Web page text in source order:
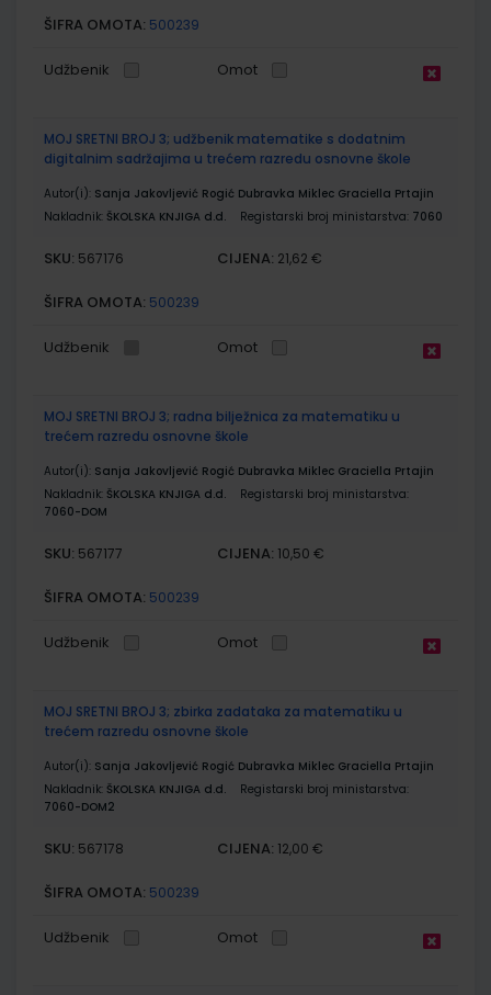
ŠIFRA OMOTA: 500239
Udžbenik Omot
MOJ SRETNI BROJ 3; udžbenik matematike s dodatnim
digitalnim sadržajima u trećem razredu osnovne škole
Autor(i): Sanja Jakovljević Rogić Dubravka Miklec Graciella Prtajin
Nakladnik: ŠKOLSKA KNJIGA d.d. Registarski broj ministarstva: 7060
SKU: 567176 CIJENA: 21,62 €
ŠIFRA OMOTA: 500239
Udžbenik Omot
MOJ SRETNI BROJ 3; radna bilježnica za matematiku u
trećem razredu osnovne škole
Autor(i): Sanja Jakovljević Rogić Dubravka Miklec Graciella Prtajin
Nakladnik: ŠKOLSKA KNJIGA d.d.
Registarski broj ministarstva:
7060-DOM
SKU: 567177 CIJENA: 10,50 €
ŠIFRA OMOTA: 500239
Udžbenik Omot
MOJ SRETNI BROJ 3; zbirka zadataka za matematiku u
trećem razredu osnovne škole
Autor(i): Sanja Jakovljević Rogić Dubravka Miklec Graciella Prtajin
Nakladnik: ŠKOLSKA KNJIGA d.d.
Registarski broj ministarstva:
7060-DOM2
SKU: 567178 CIJENA: 12,00 €
ŠIFRA OMOTA: 500239
Udžbenik Omot